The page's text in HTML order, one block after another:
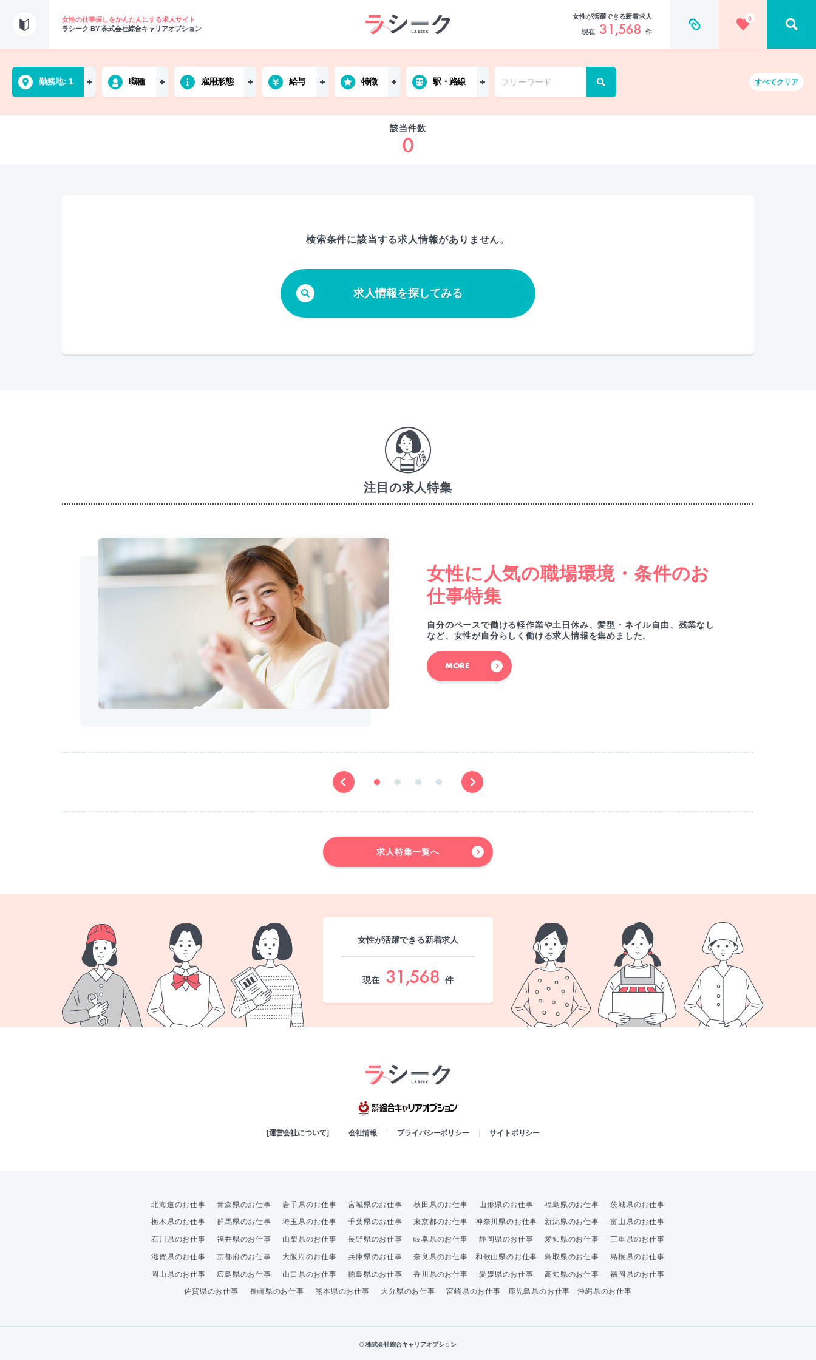
女性の仕事探しをかんたんにする求人サイト
ラシーク BY 株式会社綜合キャリアオプション
女性が活躍できる新着求人
現在 31,568 件
0
勤務地 1 職種 雇用形態 給与 特徴 駅・路線 すべてクリア
該当件数
0
検索条件に該当する求人情報がありません。
求人情報を探してみる
注目の求人特集
女性に人気の職場環境・条件のお
仕事特集
自分のペースで働ける軽作業や土日休み、髪型・ネイル自由、残業なし
など、女性が自分らしく働ける求人情報を集めました。
MORE
求人特集一覧へ
女性が活躍できる新着求人
現在 31,568 件
[運営会社について] 会社情報 プライバシーポリシー サイトポリシー
北海道のお仕事 青森県のお仕事 岩手県のお仕事 宮城県のお仕事 秋田県のお仕事 山形県のお仕事 福島県のお仕事 茨城県のお仕事
栃木県のお仕事 群馬県のお仕事 埼玉県のお仕事 千葉県のお仕事 東京都のお仕事 神奈川県のお仕事 新潟県のお仕事 富山県のお仕事
石川県のお仕事 福井県のお仕事 山梨県のお仕事 長野県のお仕事 岐阜県のお仕事 静岡県のお仕事 愛知県のお仕事 三重県のお仕事
滋賀県のお仕事 京都府のお仕事 大阪府のお仕事 兵庫県のお仕事 奈良県のお仕事 和歌山県のお仕事 鳥取県のお仕事 島根県のお仕事
岡山県のお仕事 広島県のお仕事 山口県のお仕事 徳島県のお仕事 香川県のお仕事 愛媛県のお仕事 高知県のお仕事 福岡県のお仕事
佐賀県のお仕事 長崎県のお仕事 熊本県のお仕事 大分県のお仕事 宮崎県のお仕事 鹿児島県のお仕事 沖縄県のお仕事
© 株式会社綜合キャリアオプション